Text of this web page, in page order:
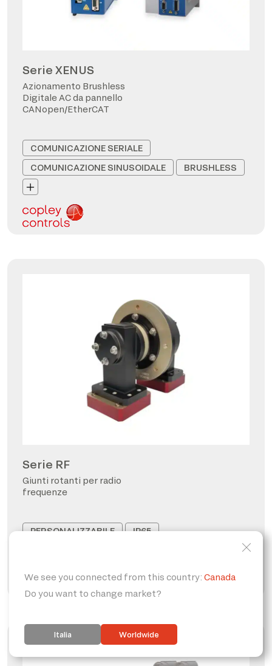
Serie XENUS
Azionamento Brushless
Digitale AC da pannello
CANopen/EtherCAT
COMUNICAZIONE SERIALE
COMUNICAZIONE SINUSOIDALE
BRUSHLESS
Serie RF
Giunti rotanti per radio
frequenze
PERSONALIZZABILE
IP65